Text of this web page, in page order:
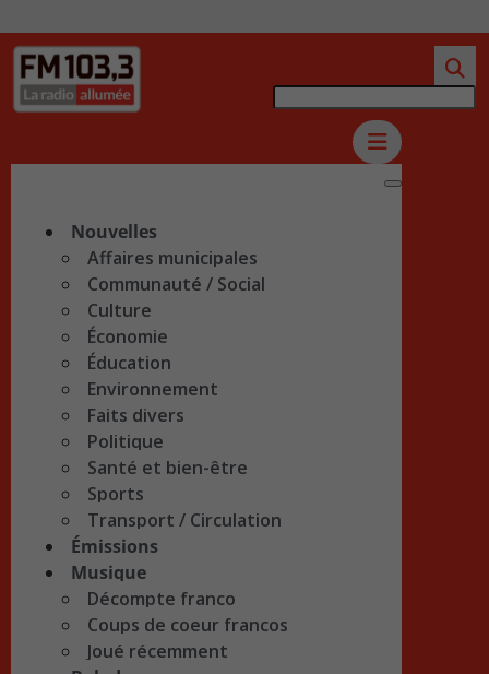
Nouvelles
Affaires municipales
Communauté / Social
Culture
Économie
Éducation
Environnement
Faits divers
Politique
Santé et bien-être
Sports
Transport / Circulation
Émissions
Musique
Décompte franco
Coups de coeur francos
Joué récemment